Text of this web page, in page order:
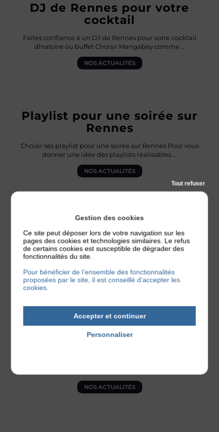
DJ de Rennes pour votre
cocktail
Faîtes confiance à un DJ de Rennes pour votre cocktail
dînatoire ou buffet Choisir Mangabey comme
NOS ACTUALITÉS
Playlist pour une soirée sur
Rennes
Choisir ses playlist pour une soirée sur Rennes Pour vous
donner une idée des playlists réalisables
NOS ACTUALITÉS
Soirée étudiante à Rennes
avec DJ
Faire une soirée étudiante à Rennes avec DJ Vous
NOS ACTUALITÉS
Mangabey votre disc-jockey
NOS ACTUALITÉS
Gestion des cookies
Ce site peut déposer lors de votre navigation sur les
pages des cookies et technologies similaires. Le refus
de certains cookies est susceptible de dégrader des
fonctionnalités du site.
Pour bénéficier de l’ensemble des fonctionnalités
proposées par le site, il est conseillé d'accepter les
cookies.
Accepter et continuer
Tout refuser
Personnaliser